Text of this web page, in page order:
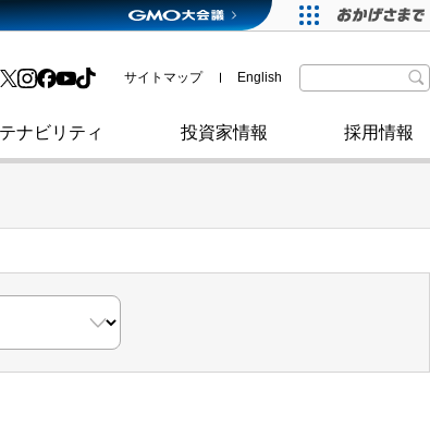
クラス入館方法
取材のお申し込みについて
その他
ナビリティ
SDGsへの取り組み
政府・自治体からの認定
投資家情報
格付・社債情報
採用情報
サイトマップ English